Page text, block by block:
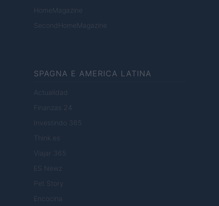
HomeMagazine
SecondHomeMagazine
SPAGNA E AMERICA LATINA
Actualidad
Finanzas 24
Investindo 365
Think.es
Viajar 365
ES Newz
Pet Story
Encocina